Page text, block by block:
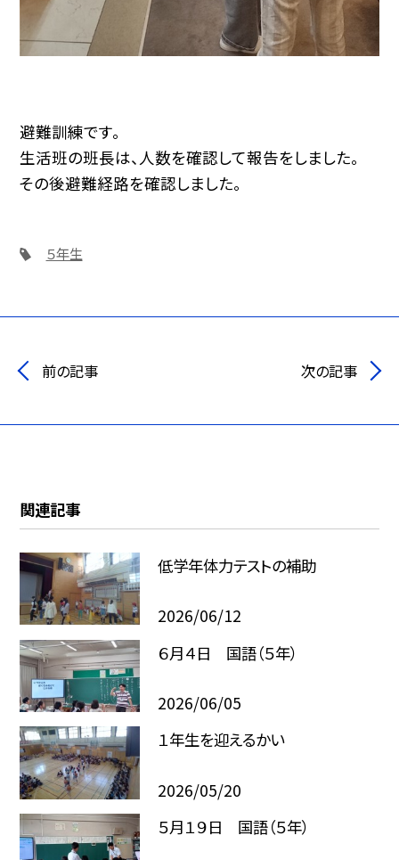
避難訓練です。
生活班の班長は、人数を確認して報告をしました。
その後避難経路を確認しました。
５年生
前の記事 次の記事
関連記事
低学年体力テストの補助
2026/06/12
６月４日 国語（５年）
2026/06/05
１年生を迎えるかい
2026/05/20
５月１９日 国語（５年）